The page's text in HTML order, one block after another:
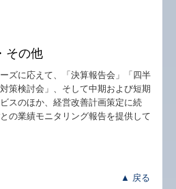
その他
ズに応えて、「決算報告会」「四半
策検討会」、そして中期および短期
スのほか、経営改善計画策定に続
の業績モニタリング報告を提供して
▲ 戻る